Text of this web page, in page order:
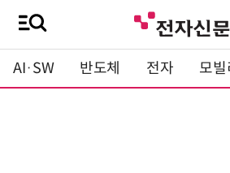
AI·SW 반도체 전자 모빌